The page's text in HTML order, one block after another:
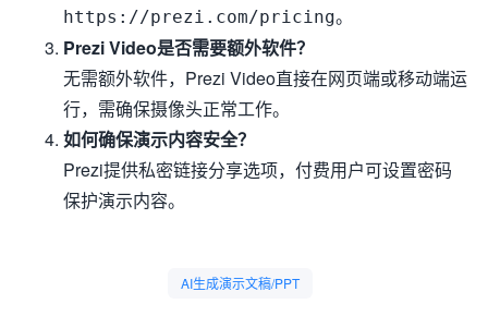
https://prezi.com/pricing。
Prezi Video是否需要额外软件？
无需额外软件，Prezi Video直接在网页端或移动端运
行，需确保摄像头正常工作。
如何确保演示内容安全？
Prezi提供私密链接分享选项，付费用户可设置密码
保护演示内容。
AI生成演示文稿/PPT